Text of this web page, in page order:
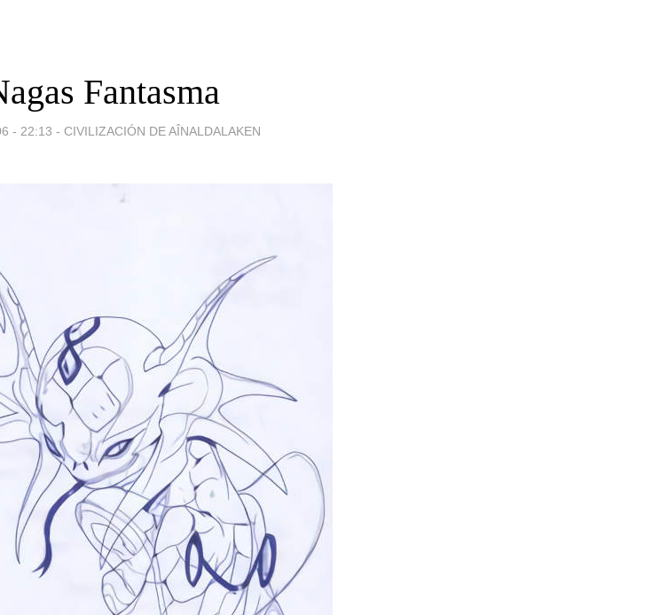
Fantasma
- 22:13 - CIVILIZACIÓN DE AÎNALDALAKEN